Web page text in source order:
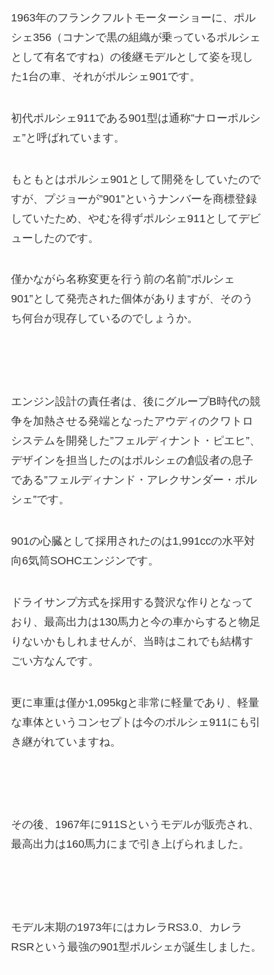
1963年のフランクフルトモーターショーに、ポル
シェ356（コナンで黒の組織が乗っているポルシェ
として有名ですね）の後継モデルとして姿を現し
た1台の車、それがポルシェ901です。
初代ポルシェ911である901型は通称”ナローポルシ
ェ”と呼ばれています。
もともとはポルシェ901として開発をしていたので
すが、プジョーが”901”というナンバーを商標登録
していたため、やむを得ずポルシェ911としてデビ
ューしたのです。
僅かながら名称変更を行う前の名前”ポルシェ
901”として発売された個体がありますが、そのう
ち何台が現存しているのでしょうか。
エンジン設計の責任者は、後にグループB時代の競
争を加熱させる発端となったアウディのクワトロ
システムを開発した”フェルディナント・ピエヒ”、
デザインを担当したのはポルシェの創設者の息子
である”フェルディナンド・アレクサンダー・ポル
シェ”です。
901の心臓として採用されたのは1,991ccの水平対
向6気筒SOHCエンジンです。
ドライサンプ方式を採用する贅沢な作りとなって
おり、最高出力は130馬力と今の車からすると物足
りないかもしれませんが、当時はこれでも結構す
ごい方なんです。
更に車重は僅か1,095kgと非常に軽量であり、軽量
な車体というコンセプトは今のポルシェ911にも引
き継がれていますね。
その後、1967年に911Sというモデルが販売され、
最高出力は160馬力にまで引き上げられました。
モデル末期の1973年にはカレラRS3.0、カレラ
RSRという最強の901型ポルシェが誕生しました。